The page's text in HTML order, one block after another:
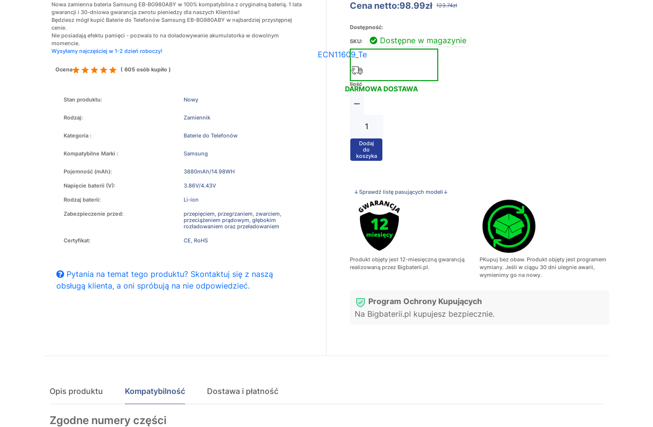
Nowa zamienna bateria Samsung EB-BG980ABY w 100% kompatybilna z oryginalną baterią. 1 lata
gwarancji i 30-dniowa gwarancja zwrotu pieniedzy dla naszych Klientów!
Będziesz mógł kupić Baterie do Telefonów Samsung EB-BG980ABY w najbardziej przystępnej
cenie.
Nie posiadają efektu pamięci - pozwala to na doładowywanie akumulatorka w dowolnym
momencie.
Wysyłamy najczęściej w 1-2 dzień roboczy!
Ocena ( 605 osób kupiło )
Stan produktu: Nowy
Rodzaj: Zamiennik
Kategoria : Baterie do Telefonów
Kompatybilne Marki : Samsung
Pojemność (mAh): 3880mAh/14.98WH
Napięcie baterii (V): 3.86V/4.43V
Rodzaj baterii: Li-ion
Zabezpieczenie przed:
przepięciem, przegrzaniem, zwarciem,
przeciążeniem prądowym, głębokim
rozładowaniem oraz przeładowaniem
Certyfikat: CE, RoHS
Pytania na temat tego produktu? Skontaktuj się z naszą
obsługą klienta, a oni spróbują na nie odpowiedzieć.
Cena netto:98.99zł 123.74zł
Dostępność:
Dostępne w magazynie
SKU:
ECN11609_Te
DARMOWA DOSTAWA
Ilość
−
+
Dodaj
do
koszyka
↓Sprawdź listę pasujących modeli↓
Produkt objęty jest 12-miesięczną gwarancją
realizowaną przez Bigbaterii.pl.
PKupuj bez obaw. Produkt objęty jest programem
wymiany. Jeśli w ciągu 30 dni ulegnie awarii,
wymienimy go na nowy.
Program Ochrony Kupujących
Na Bigbaterii.pl kupujesz bezpiecznie.
Opis produktu Kompatybilność Dostawa i płatność
Zgodne numery części